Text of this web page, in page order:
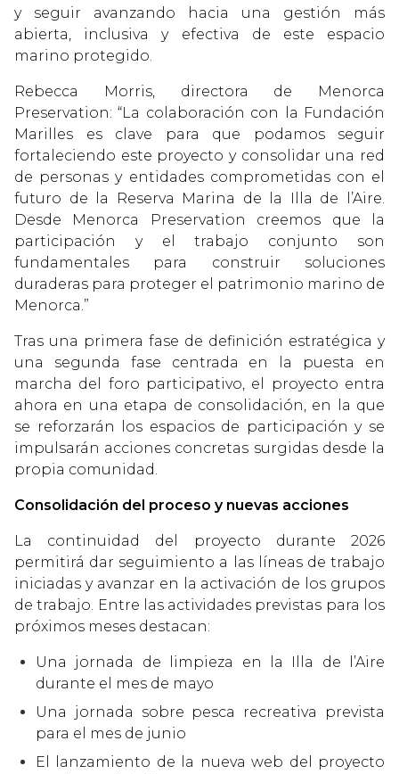
y seguir avanzando hacia una gestión más
abierta, inclusiva y efectiva de este espacio
marino protegido.
Rebecca Morris, directora de Menorca
Preservation: “La colaboración con la Fundación
Marilles es clave para que podamos seguir
fortaleciendo este proyecto y consolidar una red
de personas y entidades comprometidas con el
futuro de la Reserva Marina de la Illa de l’Aire.
Desde Menorca Preservation creemos que la
participación y el trabajo conjunto son
fundamentales para construir soluciones
duraderas para proteger el patrimonio marino de
Menorca.”
Tras una primera fase de definición estratégica y
una segunda fase centrada en la puesta en
marcha del foro participativo, el proyecto entra
ahora en una etapa de consolidación, en la que
se reforzarán los espacios de participación y se
impulsarán acciones concretas surgidas desde la
propia comunidad.
Consolidación del proceso y nuevas acciones
La continuidad del proyecto durante 2026
permitirá dar seguimiento a las líneas de trabajo
iniciadas y avanzar en la activación de los grupos
de trabajo. Entre las actividades previstas para los
próximos meses destacan:
Una jornada de limpieza en la Illa de l’Aire
durante el mes de mayo
Una jornada sobre pesca recreativa prevista
para el mes de junio
El lanzamiento de la nueva web del proyecto